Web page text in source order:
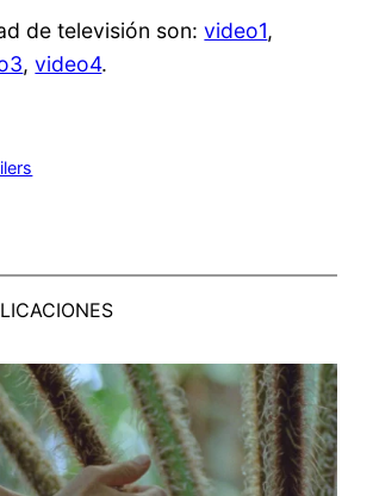
de televisión son:video1,
,video4.